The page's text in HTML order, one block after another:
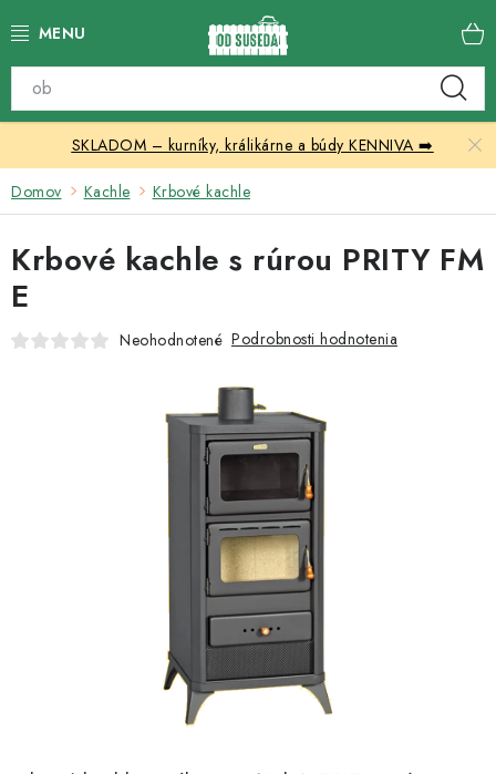
na
Katalóg produktov
Skleníky
Nábytok
Chovateľské potreby
SKLADOM – kurníky, králikárne a búdy KENNIVA ➡️
Domov Kachle Krbové kachle
Krbové kachle s rúrou PRITY FM
E
Neohodnotené Podrobnosti hodnotenia